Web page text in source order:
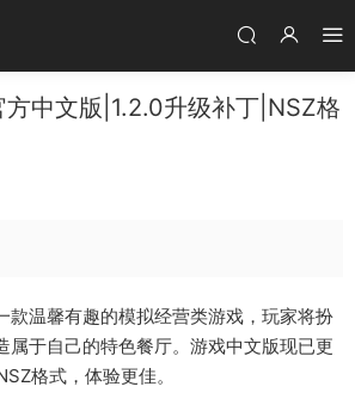
中文版|1.2.0升级补丁|NSZ格
款温馨有趣的模拟经营类游戏，玩家将扮
属于自己的特色餐厅。游戏中文版现已更
格式，体验更佳。